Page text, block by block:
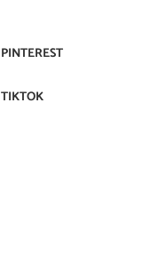
PINTEREST
TIKTOK